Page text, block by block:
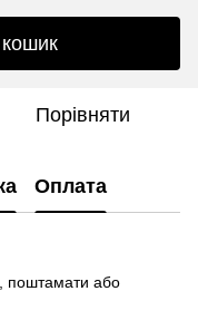
Порівняти
Оплата
поштамати або